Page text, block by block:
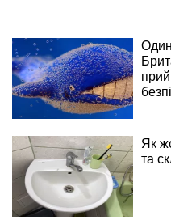
Як
та